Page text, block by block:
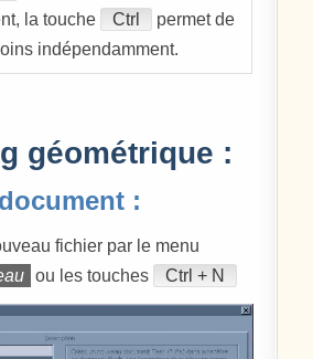
la touche
Ctrl
permet de
indépendamment.
géométrique :
:
fichier par le menu
ou les touches Ctrl + N